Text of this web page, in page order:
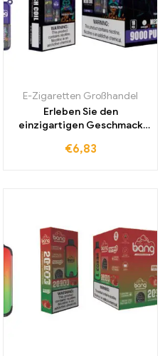
E-Zigaretten Großhandel
Erleben Sie den
einzigartigen Geschmack
Einweg E-Zigarette mit
€6,83